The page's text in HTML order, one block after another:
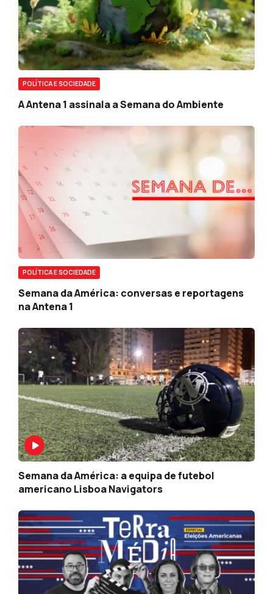
POLÍTICA E SOCIEDADE
A Antena 1 assinala a Semana do Ambiente
POLÍTICA E SOCIEDADE
Semana da América: conversas e reportagens
na Antena 1
Semana da América: a equipa de futebol
americano Lisboa Navigators